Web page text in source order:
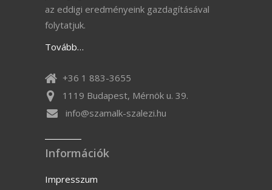
az eddigi eredményeink gazdagításával
folytatjuk.
Tovább…
+36 1 883-3655
1119 Budapest, Mérnök u. 39.
info@szamalk-szalezi.hu
Információk
Impresszum